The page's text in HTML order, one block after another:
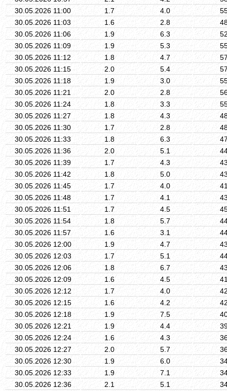
30.05.2026 11:00
1.7 4.0
30.05.2026 11:03
1.6 2.8
30.05.2026 11:06
1.9 6.3
30.05.2026 11:09
1.9 5.3
30.05.2026 11:12
1.8 4.7
30.05.2026 11:15
2.0 5.4
30.05.2026 11:18
1.9 3.0
30.05.2026 11:21
2.0 2.8
30.05.2026 11:24
1.8 3.3
30.05.2026 11:27
1.8 4.3
30.05.2026 11:30
1.7 2.8
30.05.2026 11:33
1.8 6.3
30.05.2026 11:36
2.0 5.1
30.05.2026 11:39
1.7 4.3
30.05.2026 11:42
1.8 5.0
30.05.2026 11:45
1.7 4.0
30.05.2026 11:48
1.7 4.1
30.05.2026 11:51
1.7 4.5
30.05.2026 11:54
1.8 5.7
30.05.2026 11:57
1.6 3.1
30.05.2026 12:00
1.9 4.7
30.05.2026 12:03
1.7 5.1
30.05.2026 12:06
1.8 6.7
30.05.2026 12:09
1.6 4.5
30.05.2026 12:12
1.7 4.0
30.05.2026 12:15
1.6 4.2
30.05.2026 12:18
1.9 7.5
30.05.2026 12:21
1.9 4.4
30.05.2026 12:24
1.6 4.3
30.05.2026 12:27
2.0 5.7
30.05.2026 12:30
1.9 6.0
30.05.2026 12:33
1.9 7.1
30.05.2026 12:36
2.1 5.1